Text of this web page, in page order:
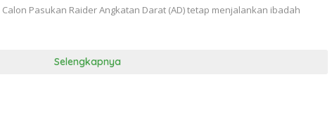
Pasukan Raider Angkatan Darat (AD) tetap menjalankan ibadah
Selengkapnya